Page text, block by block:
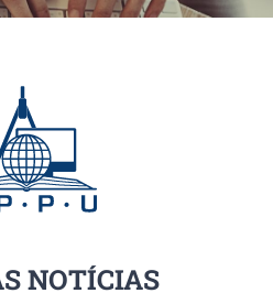
NOTÍCIAS